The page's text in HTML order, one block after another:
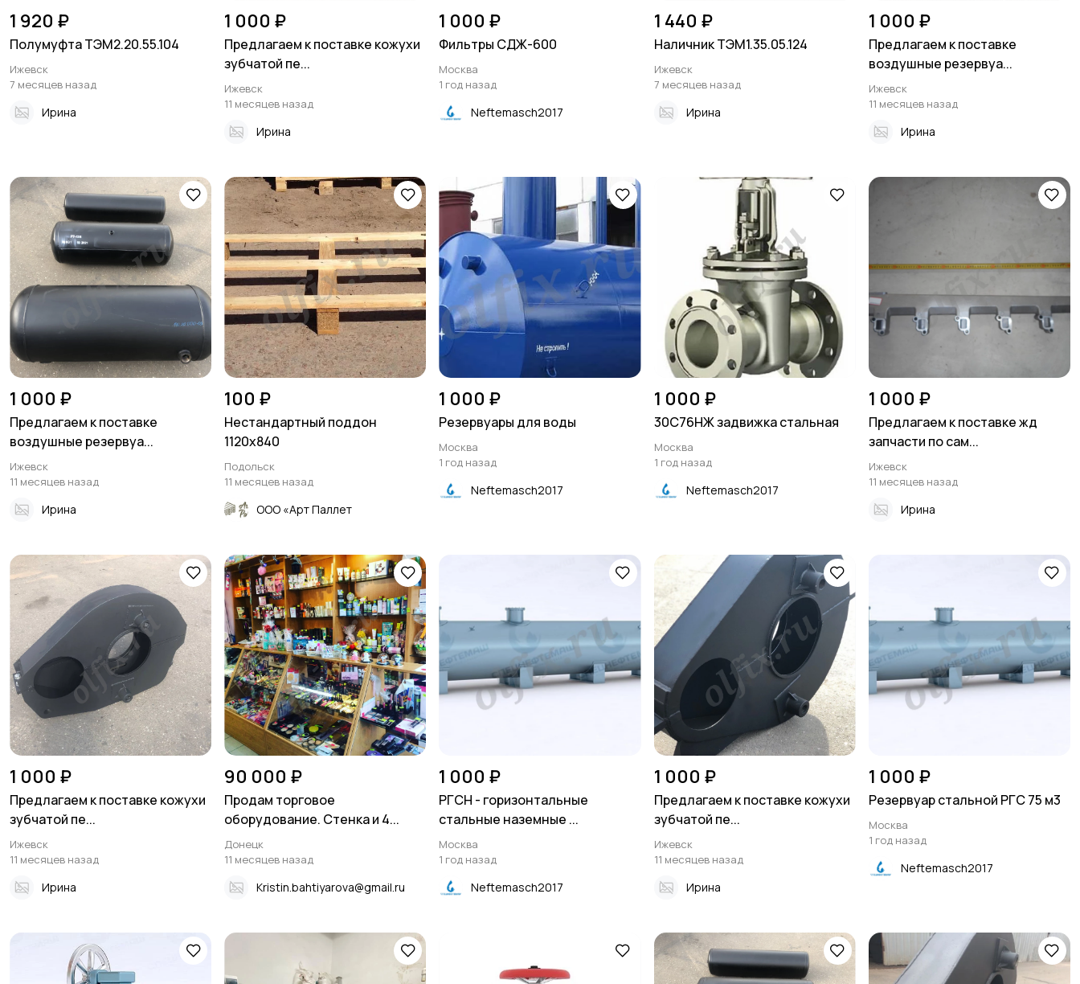
1 920 ₽
Полумуфта ТЭМ2.20.55.104
Ижевск
7 месяцев назад
Ирина
1 000 ₽
Предлагаем к поставке кожухи
зубчатой пе...
Ижевск
11 месяцев назад
Ирина
1 000 ₽
Фильтры СДЖ-600
Москва
1 год назад
Neftemasch2017
1 440 ₽
Наличник ТЭМ1.35.05.124
Ижевск
7 месяцев назад
Ирина
1 000 ₽
Предлагаем к поставке
воздушные резервуа...
Ижевск
11 месяцев назад
Ирина
1 000 ₽
Предлагаем к поставке
воздушные резервуа...
Ижевск
11 месяцев назад
Ирина
100 ₽
Нестандартный поддон
1120х840
Подольск
11 месяцев назад
ООО «Арт Паллет
1 000 ₽
Резервуары для воды
Москва
1 год назад
Neftemasch2017
1 000 ₽
30С76НЖ задвижка стальная
Москва
1 год назад
Neftemasch2017
1 000 ₽
Предлагаем к поставке жд
запчасти по сам...
Ижевск
11 месяцев назад
Ирина
1 000 ₽
Предлагаем к поставке кожухи
зубчатой пе...
Ижевск
11 месяцев назад
Ирина
90 000 ₽
Продам торговое
оборудование. Стенка и 4...
Донецк
11 месяцев назад
Kristin.bahtiyarova@gmail.ru
1 000 ₽
РГСН - горизонтальные
стальные наземные ...
Москва
1 год назад
Neftemasch2017
1 000 ₽
Предлагаем к поставке кожухи
зубчатой пе...
Ижевск
11 месяцев назад
Ирина
1 000 ₽
Резервуар стальной РГС 75 м3
Москва
1 год назад
Neftemasch2017